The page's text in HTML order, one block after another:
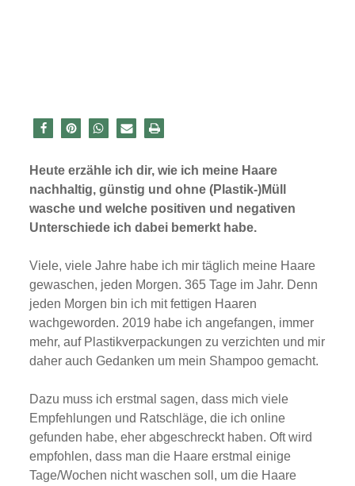
Heute erzähle ich dir, wie ich meine Haare
nachhaltig, günstig und ohne (Plastik-)Müll
wasche und welche positiven und negativen
Unterschiede ich dabei bemerkt habe.
Viele, viele Jahre habe ich mir täglich meine Haare
gewaschen, jeden Morgen. 365 Tage im Jahr. Denn
jeden Morgen bin ich mit fettigen Haaren
wachgeworden. 2019 habe ich angefangen, immer
mehr, auf Plastikverpackungen zu verzichten und mir
daher auch Gedanken um mein Shampoo gemacht.
Dazu muss ich erstmal sagen, dass mich viele
Empfehlungen und Ratschläge, die ich online
gefunden habe, eher abgeschreckt haben. Oft wird
empfohlen, dass man die Haare erstmal einige
Tage/Wochen nicht waschen soll, um die Haare